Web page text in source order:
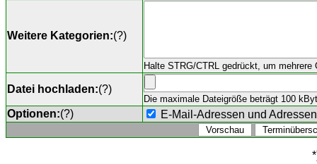
Weitere Kategorien:(?)
Halte STRG/CTRL gedrückt, um mehrere
Datei hochladen:(?)
Die maximale Dateigröße beträgt 100
Optionen:(?) E-Mail-Adressen und